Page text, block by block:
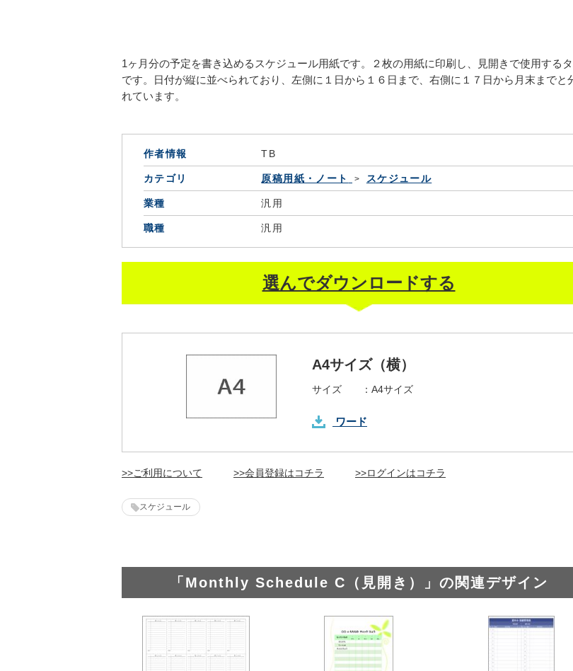
1ヶ月分の予定を書き込めるスケジュール用紙です。２枚の用紙に印刷し、見開きで使用する
です。日付が縦に並べられており、左側に１日から１６日まで、右側に１７日から月末までと
れています。
作者情報 TB
カテゴリ 原稿用紙・ノート スケジュール
業種 汎用
職種 汎用
選んでダウンロードする
A4サイズ（横）
サイズ ： A4サイズ
ワード
>>ご利用について >>会員登録はコチラ >>ログインはコチラ
スケジュール
「Monthly Schedule C（見開き）」の関連デザイン